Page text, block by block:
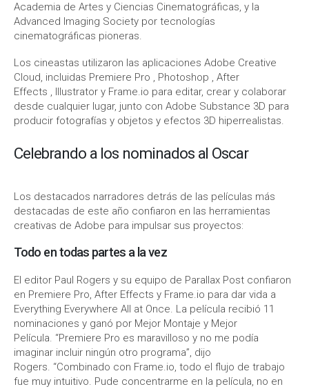
Academia de Artes y Ciencias Cinematográficas, y la
Advanced Imaging Society por tecnologías
cinematográficas pioneras.
Los cineastas utilizaron las aplicaciones Adobe Creative
Cloud, incluidas Premiere Pro , Photoshop , After
Effects , Illustrator y Frame.io para editar, crear y colaborar
desde cualquier lugar, junto con Adobe Substance 3D para
producir fotografías y objetos y efectos 3D hiperrealistas.
Celebrando a los nominados al Oscar
Los destacados narradores detrás de las películas más
destacadas de este año confiaron en las herramientas
creativas de Adobe para impulsar sus proyectos:
Todo en todas partes a la vez
El editor Paul Rogers y su equipo de Parallax Post confiaron
en Premiere Pro, After Effects y Frame.io para dar vida a
Everything Everywhere All at Once. La película recibió 11
nominaciones y ganó por Mejor Montaje y Mejor
Película. “Premiere Pro es maravilloso y no me podía
imaginar incluir ningún otro programa”, dijo
Rogers. “Combinado con Frame.io, todo el flujo de trabajo
fue muy intuitivo. Pude concentrarme en la película, no en